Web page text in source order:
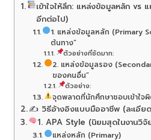
เข้าใจให้ลึก: แหล่งข้อมูลหลัก vs
อีกต่อไป)
1. แหล่งข้อมูลหลัก (Primary
ต้นทาง”
ตัวอย่างที่ชัดมาก:
2. แหล่งข้อมูลรอง
ของคนอื่น”
ตัวอย่าง:
จุดพลาดที่นักศึกษาชอบเข้าใจ
✍️ วิธีอ้างอิงแบบมืออาชีพ (ละเอียด
1. APA Style (นิยมสุดในงานวิจั
แหล่งหลัก (Primary)